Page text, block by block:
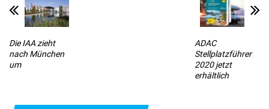
Die IAA zieht
nach München
um
ADAC
Stellplatzführer
2020 jetzt
erhältlich